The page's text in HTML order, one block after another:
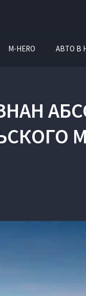
M-HERO АВТО В